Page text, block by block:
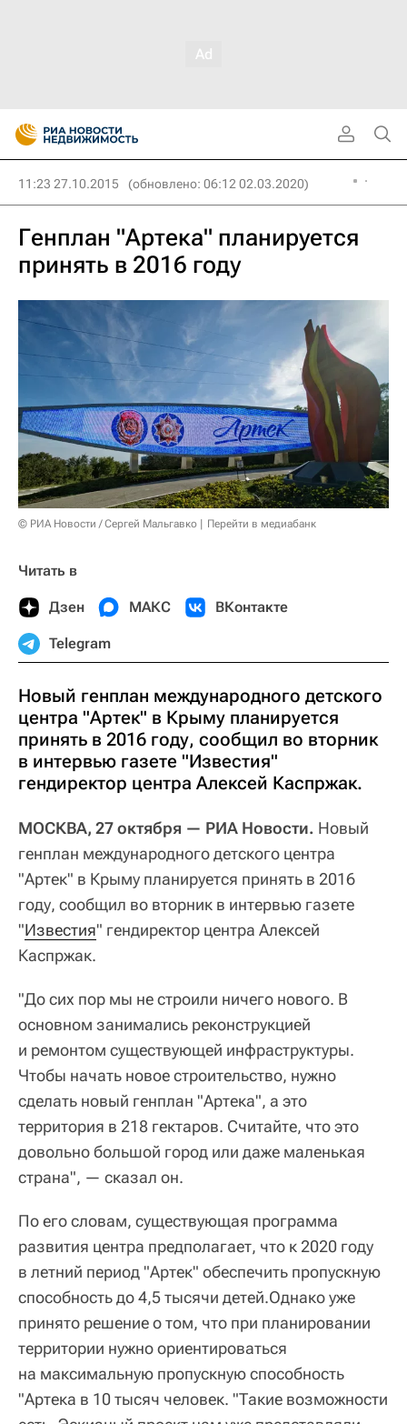
11:23 27.10.2015 (обновлено: 06:12 02.03.2020)
Генплан "Артека" планируется
принять в 2016 году
© РИА Новости / Сергей Мальгавко Перейти в медиабанк
Читать в
Дзен МАКС ВКонтакте
Telegram
Новый генплан международного детского
центра "Артек" в Крыму планируется
принять в 2016 году, сообщил во вторник
в интервью газете "Известия"
гендиректор центра Алексей Каспржак.
МОСКВА, 27 октября — РИА Новости. Новый
генплан международного детского центра
"Артек" в Крыму планируется принять в 2016
году, сообщил во вторник в интервью газете
"Известия" гендиректор центра Алексей
Каспржак.
"До сих пор мы не строили ничего нового. В
основном занимались реконструкцией
и ремонтом существующей инфраструктуры.
Чтобы начать новое строительство, нужно
сделать новый генплан "Артека", а это
территория в 218 гектаров. Считайте, что это
довольно большой город или даже маленькая
страна", — сказал он.
По его словам, существующая программа
развития центра предполагает, что к 2020 году
в летний период "Артек" обеспечить пропускную
способность до 4,5 тысячи детей.Однако уже
принято решение о том, что при планировании
территории нужно ориентироваться
на максимальную пропускную способность
"Артека в 10 тысяч человек. "Такие возможности